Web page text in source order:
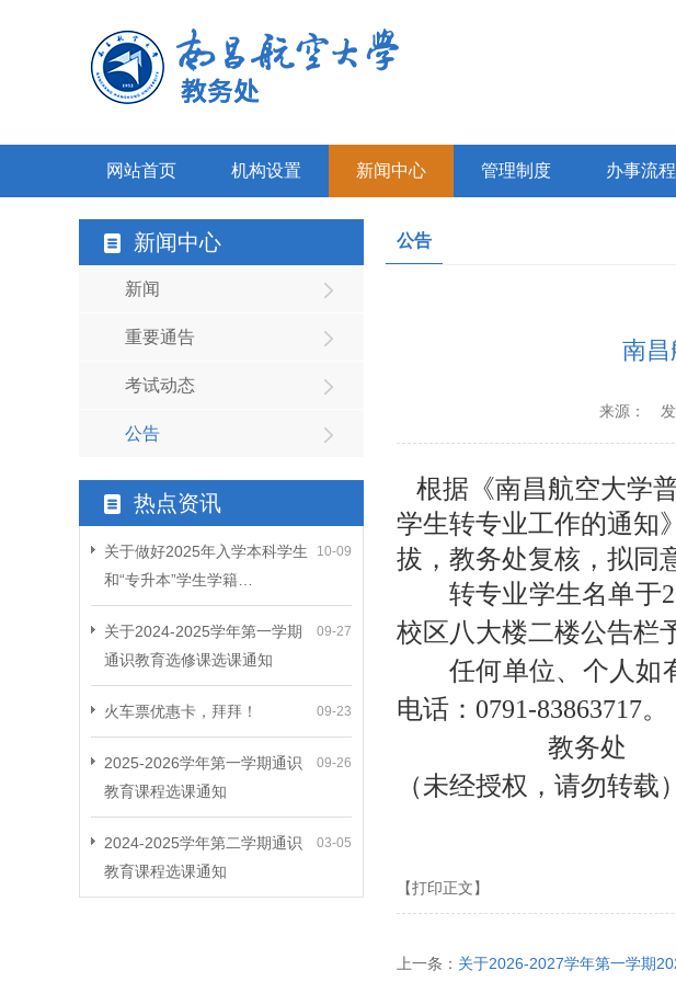
网站首页 机构设置 新闻中心 管理制度 办事流程
新闻中心
新闻
重要通告
考试动态
公告
热点资讯
10-09
关于做好2025年入学本科学生
和“专升本”学生学籍…
09-27
关于2024-2025学年第一学期
通识教育选修课选课通知
09-23
火车票优惠卡，拜拜！
09-26
2025-2026学年第一学期通识
教育课程选课通知
03-05
2024-2025学年第二学期通识
教育课程选课通知
公告
南昌
来源：
根据《南昌航空大学
学生转专业工作的通知
拔，教务处复核，拟同
转专业学生名单于
校区八大楼二楼公告栏
任何单位、个人如
电话 ： 0791-83863717。
教务处
（未经授权，请勿转载）
【打印正文】
上一条： 关于2026-2027学年第一学期